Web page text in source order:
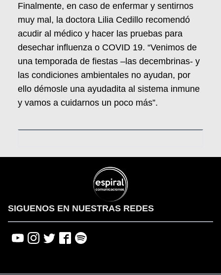
Finalmente, en caso de enfermar y sentirnos
muy mal, la doctora Lilia Cedillo recomendó
acudir al médico y hacer las pruebas para
desechar influenza o COVID 19. “Venimos de
una temporada de fiestas –las decembrinas- y
las condiciones ambientales no ayudan, por
ello démosle una ayudadita al sistema inmune
y vamos a cuidarnos un poco más”.
SIGUENOS EN NUESTRAS REDES